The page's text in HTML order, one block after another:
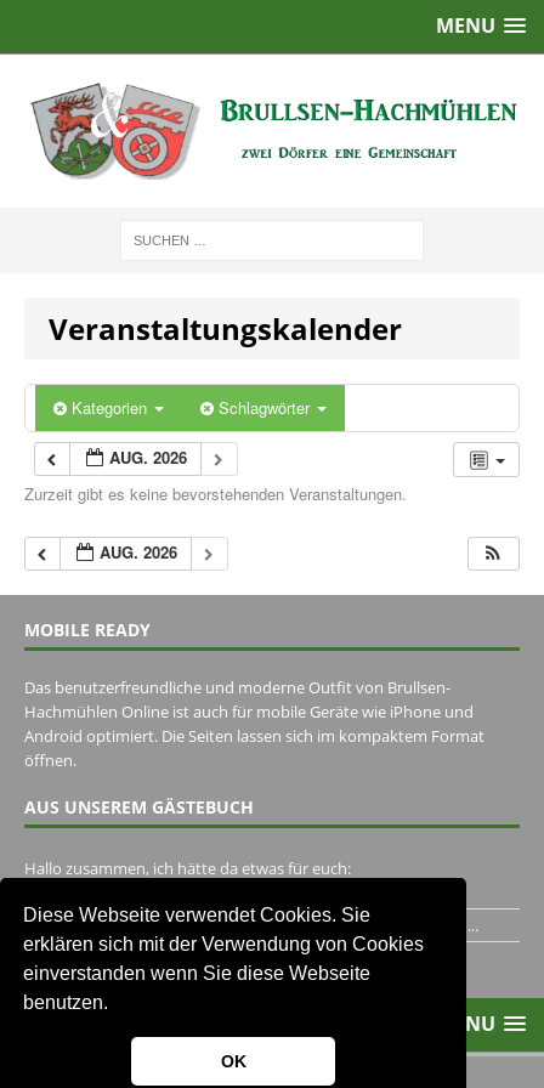
Diese Webseite verwendet Cookies. Sie
erklären sich mit der Verwendung von Cookies
einverstanden wenn Sie diese Webseite
benutzen.
OK
MENU
Veranstaltungskalender
Kategorien Schlagwörter
AUG. 2026
Zurzeit gibt es keine bevorstehenden Veranstaltungen.
AUG. 2026
MOBILE READY
Das benutzerfreundliche und moderne Outfit von Brullsen-
Hachmühlen Online ist auch für mobile Geräte wie iPhone und
Android optimiert. Die Seiten lassen sich im kompaktem Format
öffnen.
AUS UNSEREM GÄSTEBUCH
Hallo zusammen, ich hätte da etwas für euch:
Ich habe ein Jahr im Gasthaus Hugo Pape verbracht..Habe ihn...
Unser Gästebuch besuchen
MENU